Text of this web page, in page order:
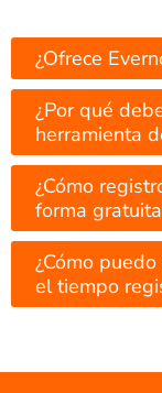
¿Ofrece
¿Por qué
herramienta
¿Cómo
forma
¿Cómo
el tiempo